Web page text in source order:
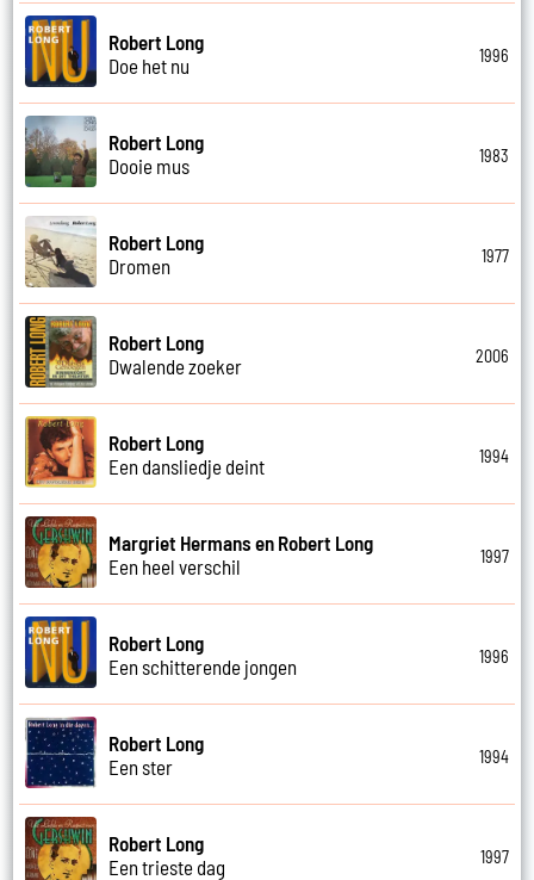
Robert Long
Doe het nu
1996
Robert Long
Dooie mus
1983
Robert Long
Dromen
1977
Robert Long
Dwalende zoeker
2006
Robert Long
Een dansliedje deint
1994
Margriet Hermans en Robert Long
Een heel verschil
1997
Robert Long
Een schitterende jongen
1996
Robert Long
Een ster
1994
Robert Long
Een trieste dag
1997